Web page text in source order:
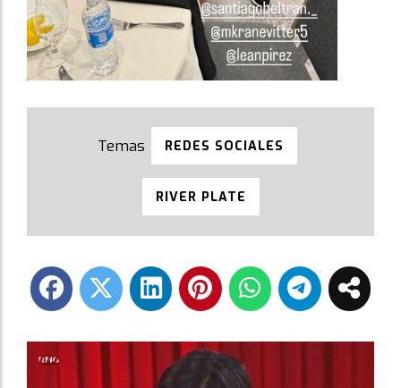
REDES SOCIALES
RIVER PLATE